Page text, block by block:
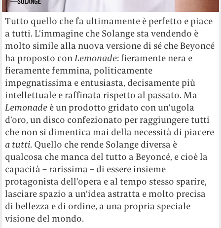
Tutto quello che fa ultimamente è perfetto e piace
a tutti. L’immagine che Solange sta vendendo è
molto simile alla nuova versione di sé che Beyoncé
ha proposto conLemonade: fieramente nera e
fieramente femmina, politicamente
impegnatissima e entusiasta, decisamente più
intellettuale e raffinata rispetto al passato. Ma
Lemonade è un prodotto gridato con un’ugola
d’oro, un disco confezionato per raggiungere tutti
che non si dimentica mai della necessità di piacere
a tutti. Quello che rende Solange diversa è
qualcosa che manca del tutto a Beyoncé, e cioè la
capacità – rarissima – di essere insieme
protagonista dell’opera e al tempo stesso sparire,
lasciare spazio a un’idea astratta e molto precisa
di bellezza e di ordine, a una propria speciale
visione del mondo.